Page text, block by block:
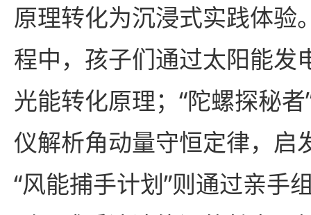
原理转化为沉浸式实践体验
程中，孩子们通过太阳能发
光能转化原理；“陀螺探秘
仪解析角动量守恒定律，启
“风能捕手计划”则通过亲手